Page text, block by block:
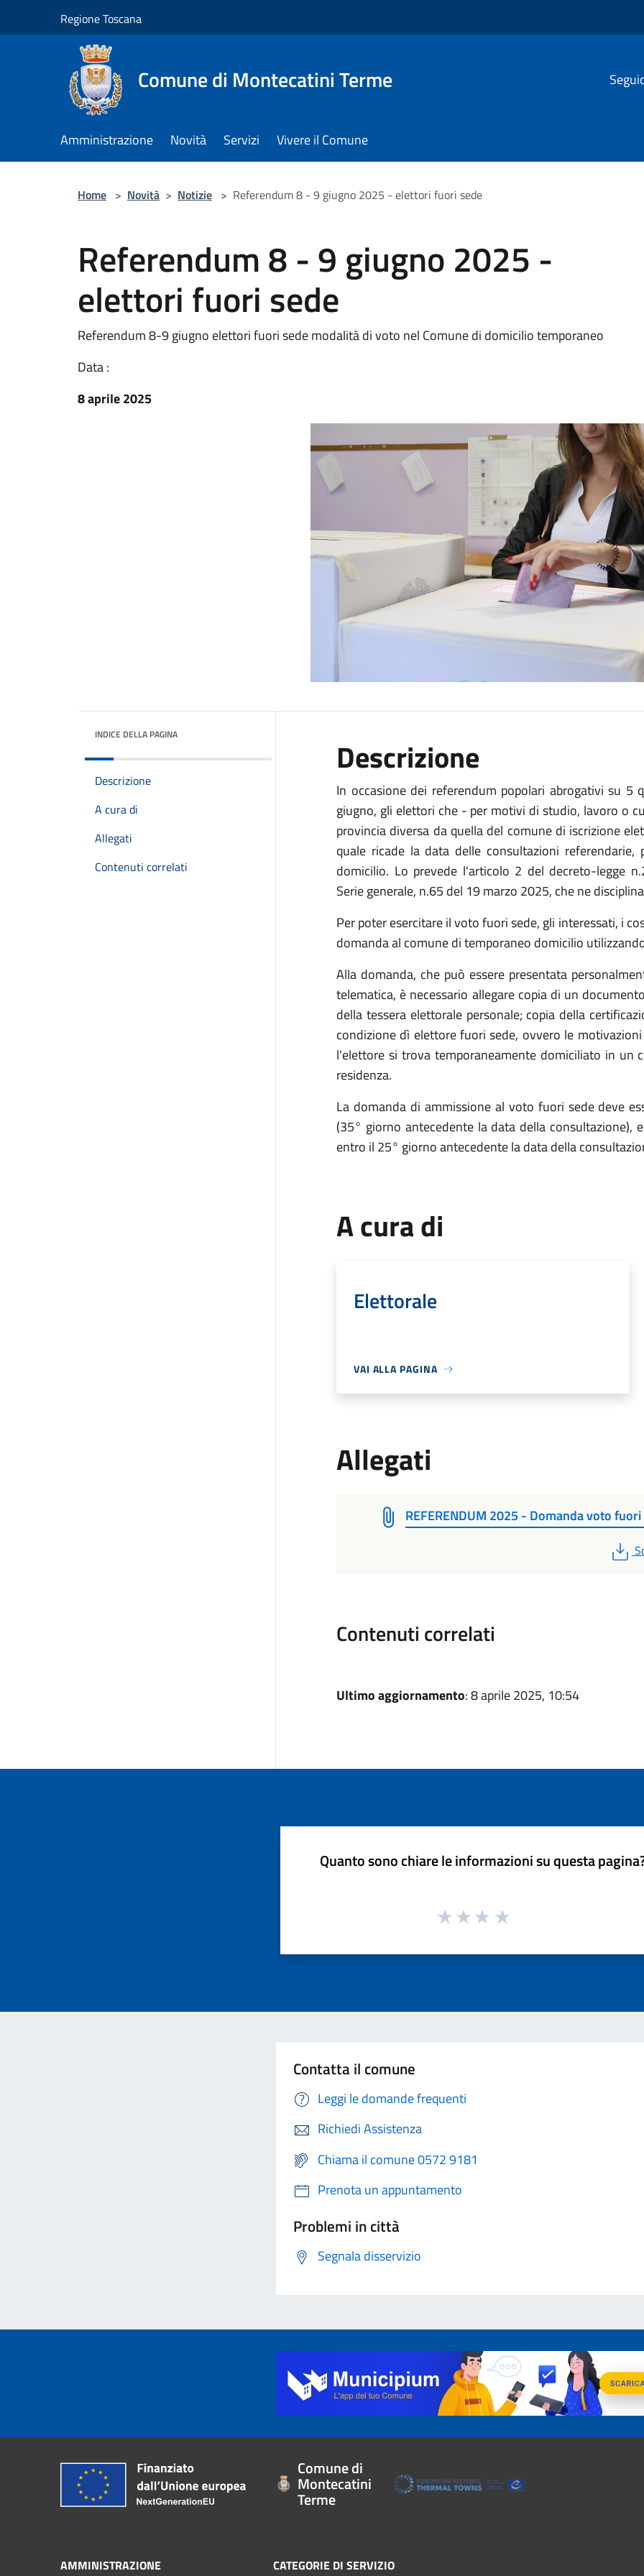
Regione Toscana
Comune di Montecatini Terme
Amministrazione Novità Servizi Vivere il Comune
Home > Novità > Notizie > Referendum 8 - 9 giugno 2025 - elettori fuori sede
Referendum 8 - 9 giugno 2025 -
elettori fuori sede
Referendum 8-9 giugno elettori fuori sede modalità di voto nel Comune di domicilio temporaneo
Data :
8 aprile 2025
INDICE DELLA PAGINA
Descrizione
A cura di
Allegati
Contenuti correlati
Descrizione
In occasione dei referendum popolari abrogativi su
giugno, gli elettori che - per motivi di studio, lavoro o
provincia diversa da quella del comune di iscrizione
quale ricade la data delle consultazioni
domicilio. Lo prevede l'articolo 2 del decreto-legge
Serie generale, n.65 del 19 marzo 2025, che ne
Per poter esercitare il voto fuori sede, gli interessati, i
domanda al comune di temporaneo domicilio
Alla domanda, che può essere presentata
telematica, è necessario allegare copia di un
della tessera elettorale personale; copia della
condizione dì elettore fuori sede, ovvero le
l'elettore si trova temporaneamente domiciliato in un
residenza.
La domanda di ammissione al voto fuori sede deve
(35° giorno antecedente la data della consultazione),
entro il 25° giorno antecedente la data della
A cura di
Elettorale
VAI ALLA PAGINA
Allegati
REFERENDUM 2025 - Domanda voto fuori
Contenuti correlati
Ultimo aggiornamento: 8 aprile 2025, 10:54
Quanto sono chiare le informazioni su questa
Contatta il comune
Leggi le domande frequenti
Richiedi Assistenza
Chiama il comune 0572 9181
Prenota un appuntamento
Problemi in città
Segnala disservizio
Comune di
Montecatini
Terme
AMMINISTRAZIONE CATEGORIE DI SERVIZIO